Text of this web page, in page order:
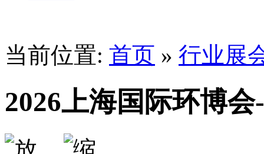
当前位置: 首页 » 行业展
2026上海国际环博